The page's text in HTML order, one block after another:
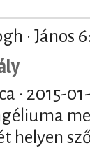
· János
· 2015-
helyen